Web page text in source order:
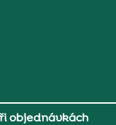
objednávkách